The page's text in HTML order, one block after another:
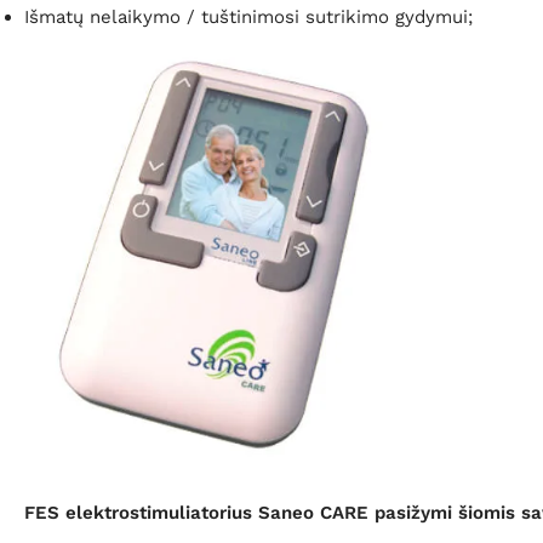
Išmatų nelaikymo / tuštinimosi sutrikimo gydymui;
FES elektrostimuliatorius Saneo CARE pasižymi šiomis